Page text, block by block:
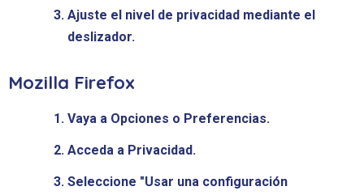
Ajuste el nivel de privacidad mediante el
deslizador.
Mozilla Firefox
Vaya a Opciones o Preferencias.
Acceda a Privacidad.
Seleccione "Usar una configuración